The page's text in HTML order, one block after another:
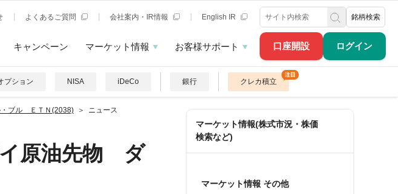
口座開設 ログイン
よくあるご質問 会社案内・IR情報 English IR 銘柄検索
キャンペーン マーケット情報 お客様サポート
プション NISA iDeCo 銀行 クレカ積立
ブル ＥＴＮ(2038) ニュース
原油先物 ダ
マーケット情報(株式市況・株価
検索など)
マーケット情報 その他